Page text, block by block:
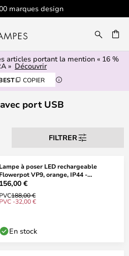
en stock expédiés sous 1 jour ouvré
articles portant la mention « 16 %
» Découvrir
COPIER
port USB
FILTRER
Lampe à poser LED rechargeable
Flowerpot VP9, orange, IP44 -
&TRADITION
156,00 €
PVC188,00 €
PVC -32,00 €
En stock